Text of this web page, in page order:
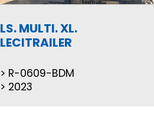
LS. MULTI. XL.
LECITRAILER
R-0609-BDM
2023